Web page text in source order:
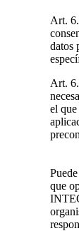
Art.
datos
Art.
el que
que